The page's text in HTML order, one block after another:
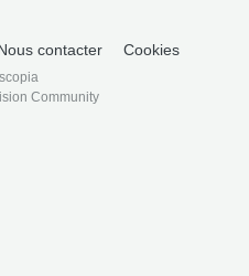
contacter Cookies
Community